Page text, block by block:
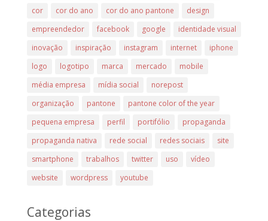
cor
cor do ano cor do ano pantone
design
empreendedor
facebook google
identidade visual
inovação
inspiração instagram internet
iphone
logo
logotipo marca mercado
mobile
média empresa
mídia social
norepost
organização
pantone
pantone color of the year
pequena empresa
perfil portifólio
propaganda
propaganda nativa
rede social redes sociais
site
smartphone
trabalhos twitter uso
vídeo
website
wordpress youtube
Categorias